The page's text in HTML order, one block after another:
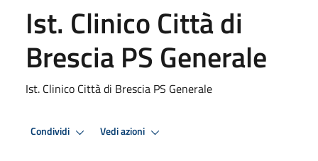
Ist. Clinico Città di
Brescia PS Generale
Ist. Clinico Città di Brescia PS Generale
Condividi Vedi azioni